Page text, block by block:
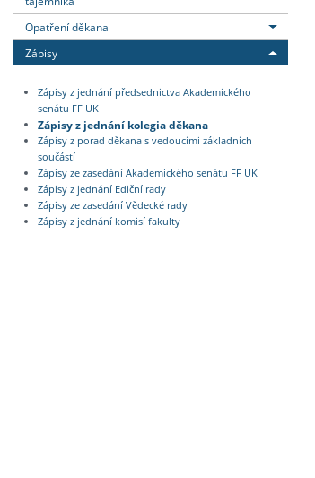
Opatření děkana
Zápisy
Zápisy z jednání předsednictva Akademického
senátu FF UK
Zápisy z jednání kolegia děkana
Zápisy z porad děkana s vedoucími základních
součástí
Zápisy ze zasedání Akademického senátu FF UK
Zápisy z jednání Ediční rady
Zápisy ze zasedání Vědecké rady
Zápisy z jednání komisí fakulty